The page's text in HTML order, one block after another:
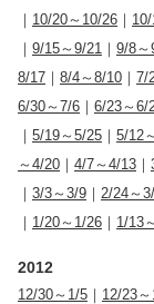
｜ 10/20～10/26 ｜
｜ 9/15～9/21 ｜ 9/8～
8/17 ｜ 8/4～8/10 ｜ 7/
6/30～7/6 ｜ 6/23～6/
｜ 5/19～5/25 ｜ 5/12
～4/20 ｜ 4/7～4/13 ｜
｜ 3/3～3/9 ｜ 2/24～
｜ 1/20～1/26 ｜ 1/13
2012
12/30～1/5 ｜ 12/23